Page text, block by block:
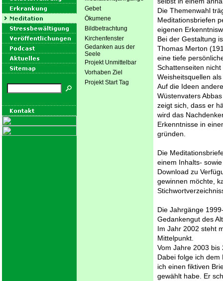
Gebet
Ökumene
Bildbetrachtung
Kirchenfenster
Gedanken aus der
Seele
Projekt Unmittelbar
Vorhaben Ziel
Projekt Start Tag
Die Themenwahl
Meditationsbriefen
eigenen
Bei der Gestaltung
Thomas Merton
eine tiefe
Schattenseiten
Weisheitsquellen
Auf die Ideen
Wüstenvaters
zeigt sich, dass er
wird das
Erkenntnisse in
gründen.
Die
einem Inhalts-
Download zu
gewinnen möchte,
Die Jahrgänge
Gedankengut des
Im Jahr 2002 steht
Mittelpunkt.
Vom Jahre 2003
Dabei folge ich dem
ich einen fiktiven
gewählt habe. Er